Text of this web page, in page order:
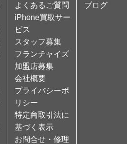
よくあるご質問
iPhone買取サー
ビス
スタッフ募集
フランチャイズ
加盟店募集
会社概要
プライバシーポ
リシー
特定商取引法に
基づく表示
お問合せ・修理
ブログ